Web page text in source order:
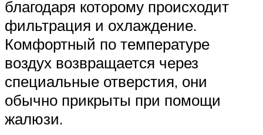
благодаря которому происходит
фильтрация и охлаждение.
Комфортный по температуре
воздух возвращается через
специальные отверстия, они
обычно прикрыты при помощи
жалюзи.